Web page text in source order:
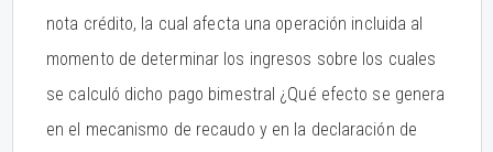
nota crédito, la cual afecta una operación incluida al
momento de determinar los ingresos sobre los cuales
se calculó dicho pago bimestral ¿Qué efecto se genera
en el mecanismo de recaudo y en la declaración de